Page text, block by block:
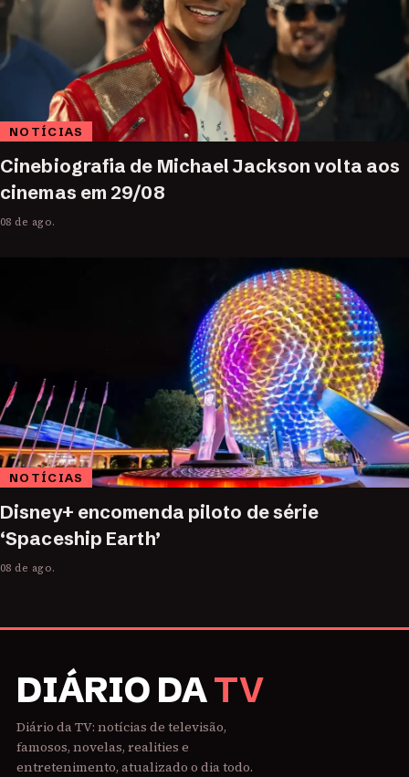
NOTÍCIAS
Cinebiografia de Michael Jackson volta aos
cinemas em 29/08
08 de ago.
NOTÍCIAS
Disney+ encomenda piloto de série
‘Spaceship Earth’
08 de ago.
DIÁRIO DATV
Diário da TV: notícias de televisão,
famosos, novelas, realities e
entretenimento, atualizado o dia todo.